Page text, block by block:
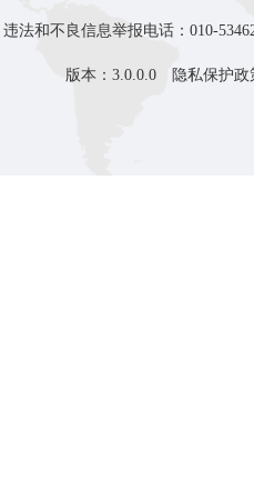
违法和不良信息举报电话：010-
版本：3.0.0.0 隐私保护政